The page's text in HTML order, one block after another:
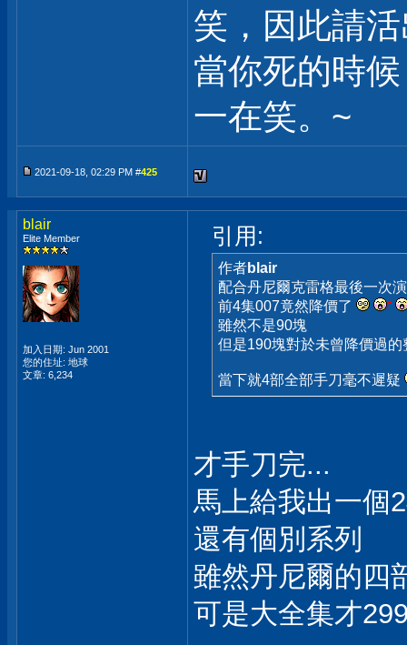
笑，因此請
當你死的時
一在笑。~
2021-09-18, 02:29 PM #425
blair
Elite Member
加入日期: Jun 2001
您的住址: 地球
文章: 6,234
引用:
作者blair
配合丹尼爾克雷格最後一次
前4集007竟然降價了
雖然不是90塊
但是190塊對於未曾降價過
當下就4部全部手刀毫不遲疑
才手刀完...
馬上給我出一個
還有個別系列
雖然丹尼爾的四
可是大全集才